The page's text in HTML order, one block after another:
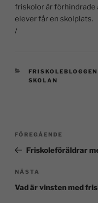
friskolor är förhindrade
elever får en skolplats.
/
SKOLAN
FÖREGÅENDE
Friskoleföräldrar
NÄSTA
Vad är vinsten med